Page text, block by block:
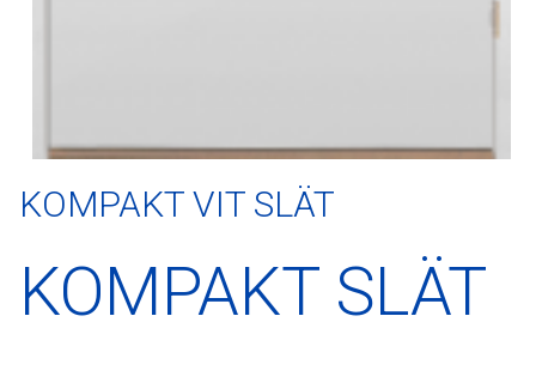
KOMPAKT VIT SLÄT
KOMPAKT SLÄT